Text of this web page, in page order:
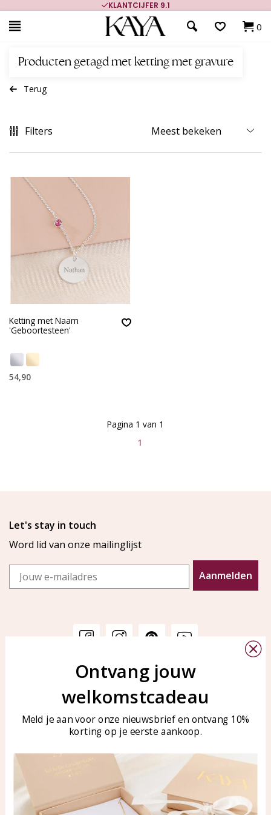
KLANTCIJFER 9.1
0
Producten getagd met ketting met gravure
Terug
Filters
Ketting met Naam
'Geboortesteen'
54,90
1
Pagina 1 van 1
Let's stay in touch
Word lid van onze mailinglijst
Email
Aanmelden
Veelgestelde vragen
Sieraden onderhouden
KAYA Sieraden
Bellen of WhatsApp Ma-Vr
Tel: 0850003187
WhatsApp: 0850003187
klantenservice@kayasierade
Ontvang jouw
welkomstcadeau
Meld je aan voor onze nieuwsbrief en ontvang 10%
korting op je eerste aankoop.